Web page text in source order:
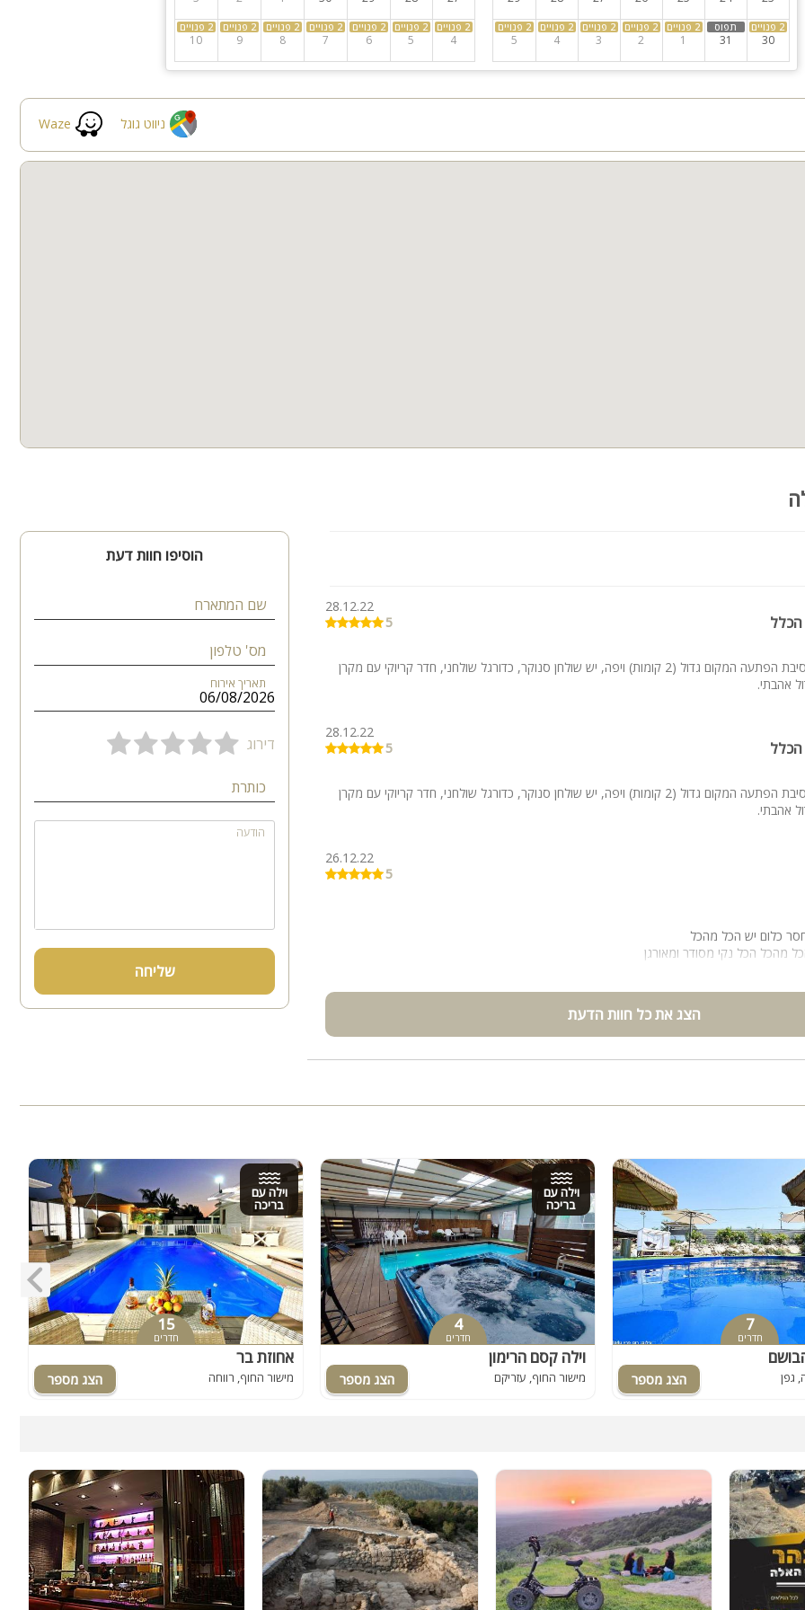
האורחים
הגג
לפי קצב המוזיקה
של אירוע
ימי הולדת, בר ובת מצווה, חינות, שבתות חתן, הפרשות חלה, ערבי חברה, ימי גיבוש, השקות,
כלה, נופש משפחות וערבי חברים.
באמצעות מקדמה מראש.
חופשית החל מ-60 ₪ לאדם
מעוצבים וקיר אוסקר
לצילומים מרהיבים
יוקרתית
טבעיים
קינוחים מיוחדים
לאורחים
מתקדם (בתוספת תשלום)
30
31
1
2
3
4
5
4
5
6
7
8
9
10
Waze ניווט גוגל
הכלל
28.12.22
5
ארגנתי במקום מסיבת הפתעה המקום גדול (2 קומות) ויפה, יש שולחן סנוקר, כדורגל שולחני, חדר קריוקי עם מקרן
אהבתי.
הכלל
28.12.22
5
ארגנתי במקום מסיבת הפתעה המקום גדול (2 קומות) ויפה, יש שולחן סנוקר, כדורגל שולחני, חדר קריוקי עם מקרן
אהבתי.
26.12.22
5
כלום יש הכל מהכל
מהכל הכל נקי מסודר ומאורגן
הצג את כל חוות הדעת
הוסיפו חוות דעת
שם המתארח
מס' טלפון
תאריך אירוח
דירוג
כותרת
הודעה
שליחה
7
חדרים
גפן
וילה עם
בריכה
4
חדרים
וילה קסם הרימון
מישור החוף, עזריקם
וילה עם
בריכה
15
חדרים
אחוזת בר
מישור החוף, רווחה